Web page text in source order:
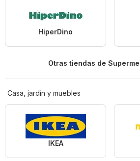
HiperDino
Otras tiendas de
Casa, jardín y muebles
IKEA